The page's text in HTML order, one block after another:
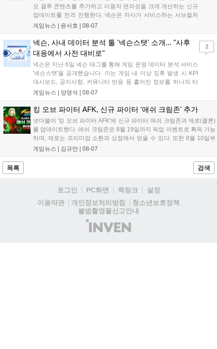
모 결투 콘텐츠를 추가하고 이용자 편의성을 크게 개선하는 신규
업데이트를 전격 진행한다. 넥슨은 자사가 서비스하는 서브컬처
게임 히간 이루실에 신규 서버 'world3'을 개설하고 신규 캐릭터
이번 업데이트를 통해 어둠 속 서큐버스...
게임뉴스 | 윤서호 08-07
넥슨, 사내 데이터 분석 툴 '넥슨스탯' 소개... "사후
대응에서 사전 대비로"
넥슨은 지난 6일 넥슨 태그를 통해 게임 운영 데이터 분석 서비스
'넥슨스탯'을 공개했습니다. 이는 게임 내 이상 징후 발생 시 KPI
대시보드, 공지사항, 커뮤니티 반응 등 흩어진 정보를 하나의 타
임라인에 연결해 원인을 빠르게 파악하도록 돕는 관제 허브입니
중심의 운영 방식을 사전 대비 체계로 전환하며 데이터 기반의 효
율적인 의사결정을 지원하고 있습니다....
게임뉴스 | 양영석 08-07
2
킹 오브 파이터 AFK, 신규 파이터 '애쉬 크림존' 추가
넷마블이 '킹 오브 파이터 AFK'에 신규 파이터 애쉬 크림존과 제로(클론)
를 업데이트했다. 애쉬 크림존은 8월 19일까지 픽업 이벤트로 획득 가능
하며, 제로는 프리미엄 소환과 상점에서 얻을 수 있다. 또한 8월 10일부
터 14일까지 럭키 엘피 이벤트로 론을, 13일부터 26일까지 트로피칼 아
게임뉴스 | 김규만 08-07
목록 검색
로그인 PC화면 퀵링크
설정
이용약관
개인정보처리방침
청소년보호정책
불법촬영물신고안내
(주)
인